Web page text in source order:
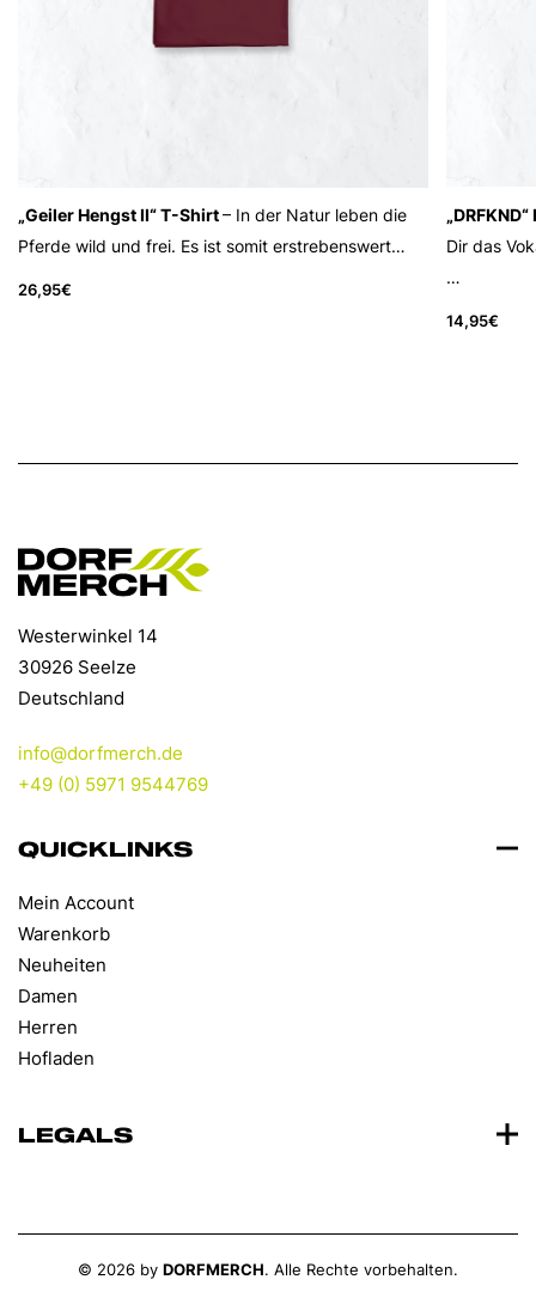
„Geiler Hengst II“ T-Shirt– In der Natur leben die
Pferde wild und frei. Es ist somit erstrebenswert…
26,95€
Dir das
14,95€
Westerwinkel 14
30926 Seelze
Deutschland
info@dorfmerch.de
+49 (0) 5971 9544769
QUICKLINKS
Mein Account
Warenkorb
Neuheiten
Damen
Herren
Hofladen
LEGALS
© 2026 by DORFMERCH. Alle Rechte vorbehalten.